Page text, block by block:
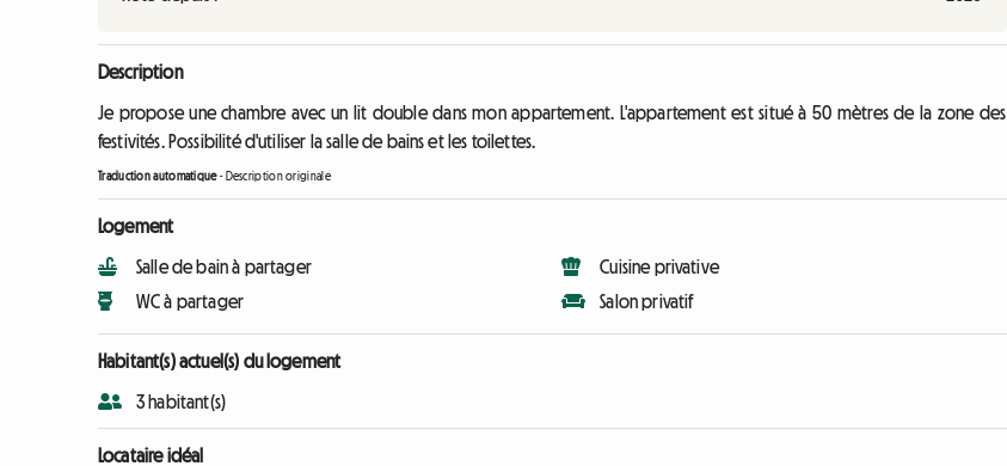
Description
Je propose une chambre avec un lit double dans mon appartement. L'appartement est situé à 50 mètres de la zone des
festivités. Possibilité d'utiliser la salle de bains et les toilettes.
Traduction automatique- Description originale
Logement
Salle de bain à partager
WC à partager
Cuisine privative
Salon privatif
Habitant(s) actuel(s) du logement
3 habitant(s)
Locataire idéal